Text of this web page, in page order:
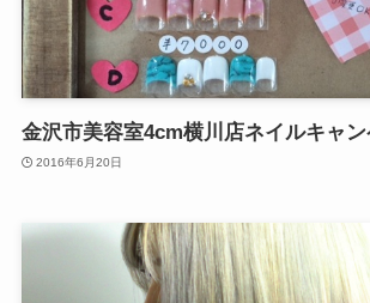
金沢市美容室4cm横川店ネイルキャン
2016年6月20日